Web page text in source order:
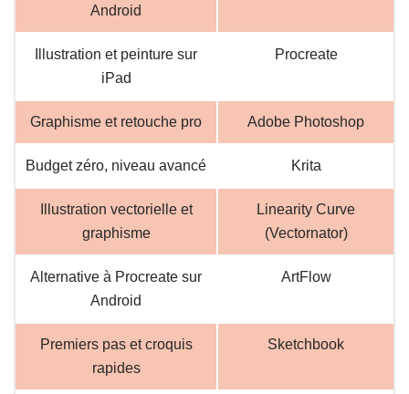
Android
Illustration et peinture sur
iPad
Procreate
Graphisme et retouche pro Adobe Photoshop
Budget zéro, niveau avancé Krita
Illustration vectorielle et
graphisme
Linearity Curve
(Vectornator)
Alternative à Procreate sur
Android
ArtFlow
Premiers pas et croquis
rapides
Sketchbook